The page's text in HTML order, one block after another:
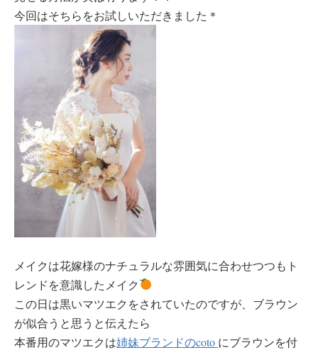
今回はそちらをお試しいただきました＊
メイクは花嫁様のナチュラルな雰囲気に合わせつつもト
レンドを意識したメイク
この日は黒いマツエクをされていたのですが、ブラウン
が似合うと思うと伝えたら
本番用のマツエクは姉妹ブランドのcoto にブラウンを付